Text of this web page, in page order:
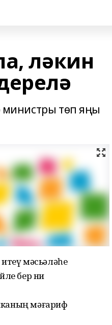
ләкин
министры төп яңы
мәсьәләһе
бер ни
мәғариф